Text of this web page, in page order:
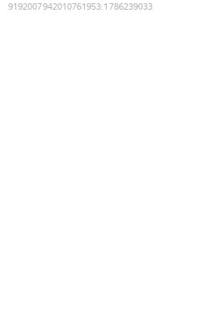
9192007942010761953:1786239033